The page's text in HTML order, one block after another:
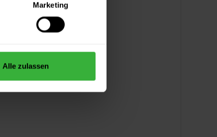
Marketing
Alle zulassen